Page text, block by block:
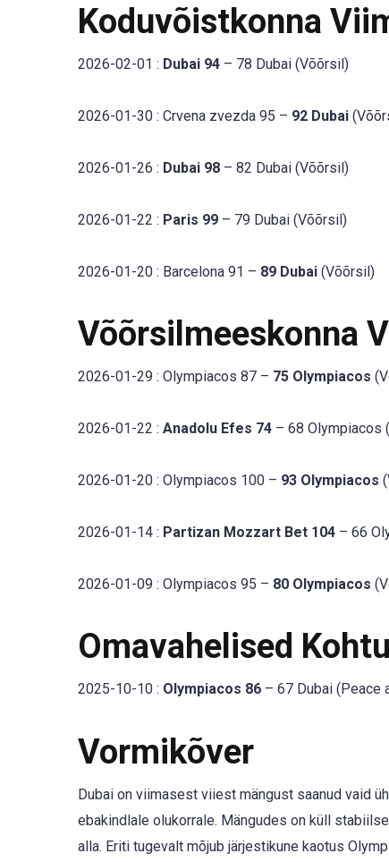
Koduvõistkonna
2026-02-01 : Dubai 94 – 78 Dubai (Võõrsil)
2026-01-30 : Crvena zvezda 95 – 92 Dubai
2026-01-26 : Dubai 98 – 82 Dubai (Võõrsil)
2026-01-22 : Paris 99 – 79 Dubai (Võõrsil)
2026-01-20 : Barcelona 91 – 89 Dubai (Võõrsil)
Võõrsilmeeskonna
2026-01-29 : Olympiacos 87 – 75 Olympiacos
2026-01-22 : Anadolu Efes 74 – 68 Olympiacos
2026-01-20 : Olympiacos 100 – 93 Olympiacos
2026-01-14 : Partizan Mozzart Bet 104 – 66
2026-01-09 : Olympiacos 95 – 80 Olympiacos
Omavahelised
2025-10-10 : Olympiacos 86 – 67 Dubai (Peace
Vormikõver
Dubai on viimasest viiest mängust saanud vaid
ebakindlale olukorrale. Mängudes on küll
alla. Eriti tugevalt mõjub järjestikune kaotus